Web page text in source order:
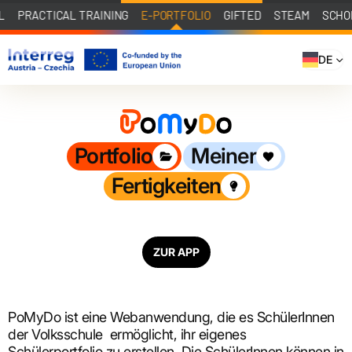
PRACTICAL TRAINING E-PORTFOLIO GIFTED STEAM
DE
Portfolio
Meiner
Fertigkeiten
ZUR APP
PoMyDo ist eineWebanwendung, die es SchülerInnen
der Volksschule ermöglicht, ihr eigenes